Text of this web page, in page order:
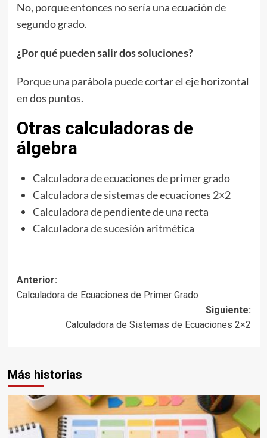
No, porque entonces no sería una ecuación de
segundo grado.
¿Por qué pueden salir dos soluciones?
Porque una parábola puede cortar el eje horizontal
en dos puntos.
Otras calculadoras de
álgebra
Calculadora de ecuaciones de primer grado
Calculadora de sistemas de ecuaciones 2×2
Calculadora de pendiente de una recta
Calculadora de sucesión aritmética
Navegación
de
entradas
Anterior:
Calculadora de Ecuaciones de Primer Grado
Siguiente:
Calculadora de Sistemas de Ecuaciones 2×2
Más historias